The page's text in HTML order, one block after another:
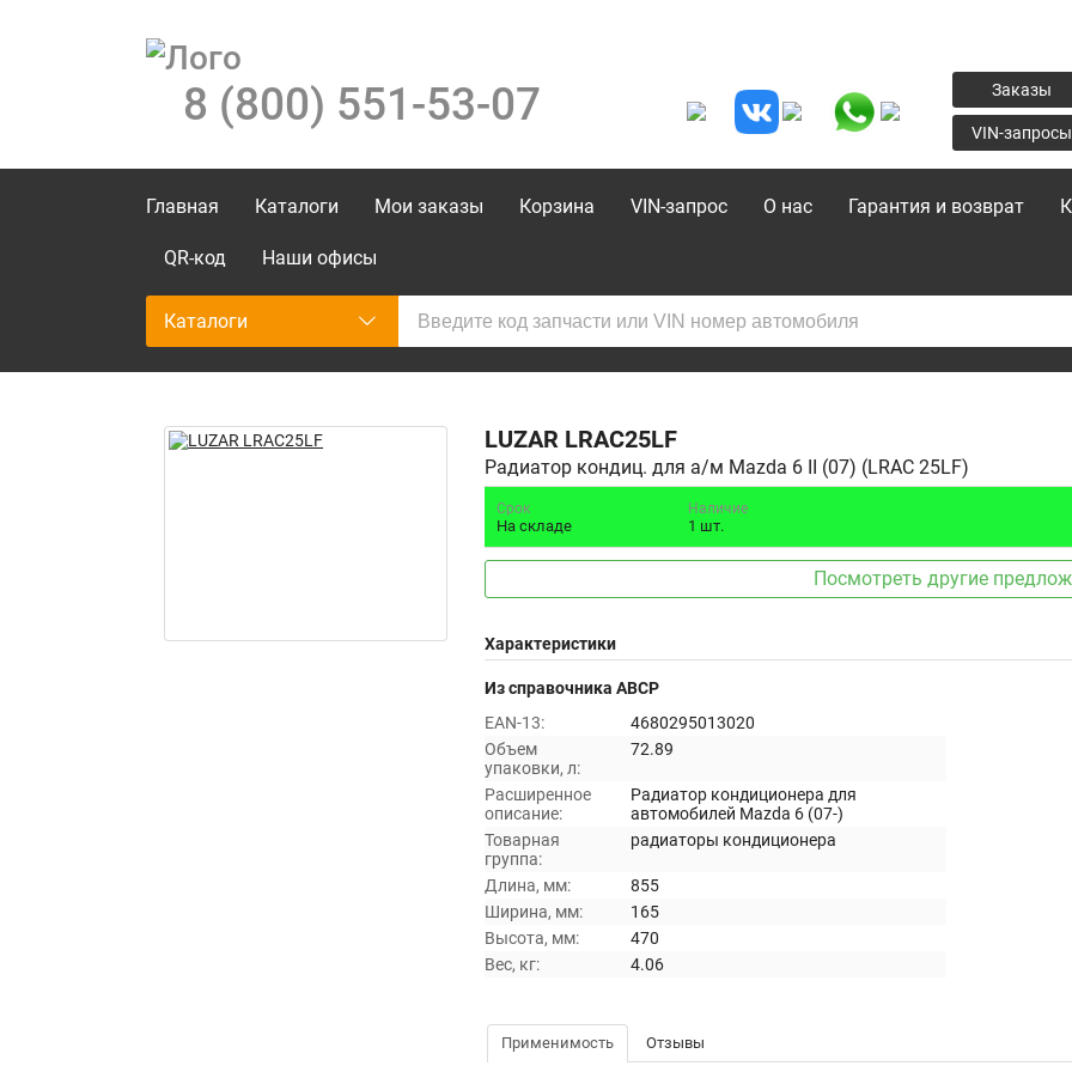
8 (800) 551-53-07 Заказы
VIN-запросы
Главная Каталоги Мои заказы Корзина VIN-запрос О нас Гарантия и возврат
QR-код Наши офисы
Каталоги
LUZAR LRAC25LF
Радиатор кондиц. для а/м Mazda 6 II (07) (LRAC 25LF)
Срок
На складе
Наличие
1 шт.
Посмотреть другие
Характеристики
Из справочника ABCP
EAN-13:
4680295013020
Объем
упаковки, л:
72.89
Расширенное
описание:
Радиатор кондиционера для
автомобилей Mazda 6 (07-)
Товарная
группа:
радиаторы кондиционера
Длина, мм:
855
Ширина, мм:
165
Высота, мм:
470
Вес, кг:
4.06
Применимость Отзывы